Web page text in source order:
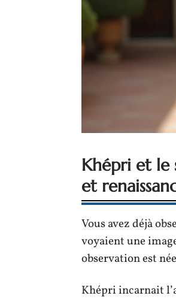
Khépri et le
et
Vous avez déjà
voyaient une
observation est
Khépri incarnait